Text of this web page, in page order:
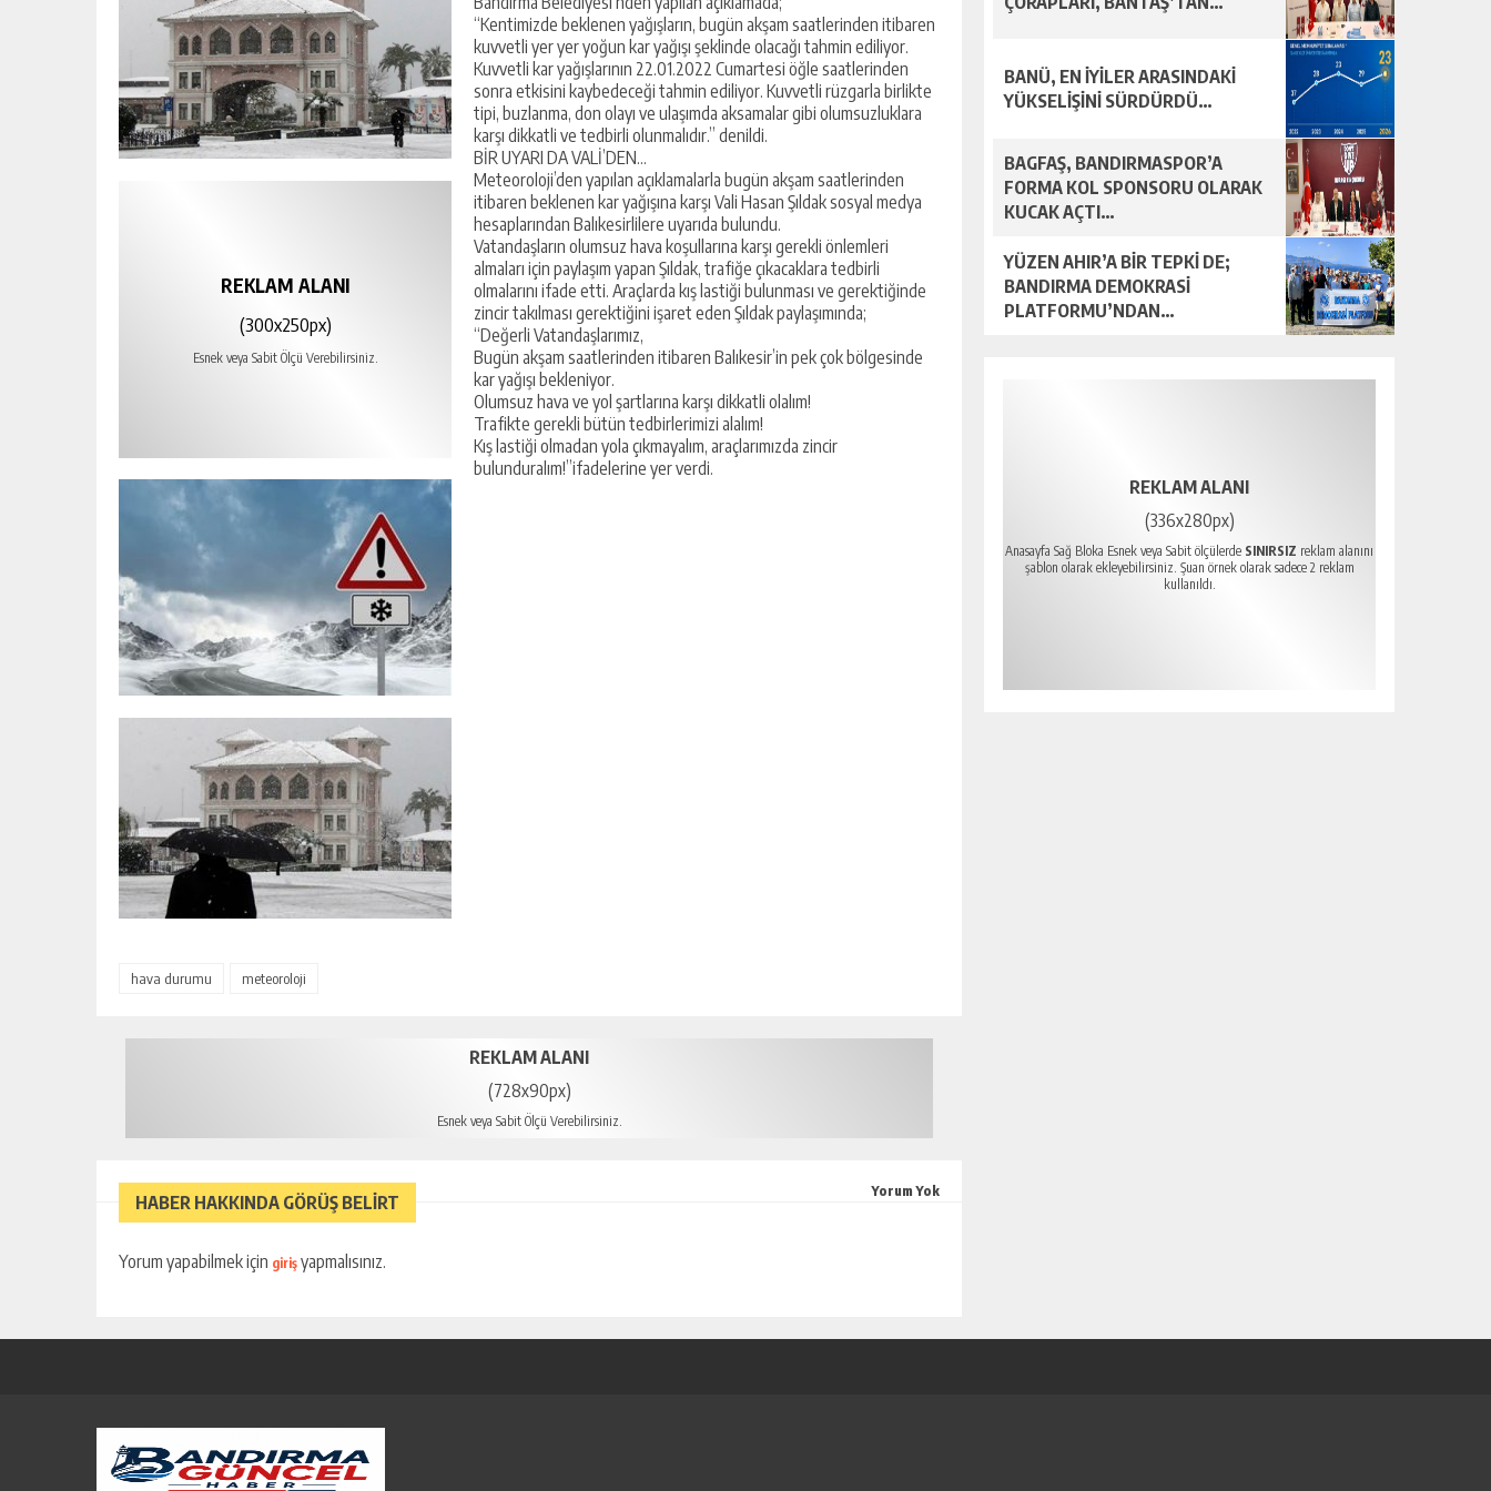
REKLAM ALANI
(300x250px)
Esnek veya Sabit Ölçü Verebilirsiniz.
“Kentimizde beklenen yağışların, bugün akşam saatlerinden itibaren
kuvvetli yer yer yoğun kar yağışı şeklinde olacağı tahmin ediliyor.
Kuvvetli kar yağışlarının 22.01.2022 Cumartesi öğle saatlerinden
sonra etkisini kaybedeceği tahmin ediliyor. Kuvvetli rüzgarla birlikte
tipi, buzlanma, don olayı ve ulaşımda aksamalar gibi olumsuzluklara
karşı dikkatli ve tedbirli olunmalıdır.” denildi.
BİR UYARI DA VALİ’DEN…
Meteoroloji’den yapılan açıklamalarla bugün akşam saatlerinden
itibaren beklenen kar yağışına karşı Vali Hasan Şıldak sosyal medya
hesaplarından Balıkesirlilere uyarıda bulundu.
Vatandaşların olumsuz hava koşullarına karşı gerekli önlemleri
almaları için paylaşım yapan Şıldak, trafiğe çıkacaklara tedbirli
olmalarını ifade etti. Araçlarda kış lastiği bulunması ve gerektiğinde
zincir takılması gerektiğini işaret eden Şıldak paylaşımında;
“Değerli Vatandaşlarımız,
Bugün akşam saatlerinden itibaren Balıkesir’in pek çok bölgesinde
kar yağışı bekleniyor.
Olumsuz hava ve yol şartlarına karşı dikkatli olalım!
Trafikte gerekli bütün tedbirlerimizi alalım!
Kış lastiği olmadan yola çıkmayalım, araçlarımızda zincir
bulunduralım!”ifadelerine yer verdi.
hava durumu meteoroloji
REKLAM ALANI
(728x90px)
Esnek veya Sabit Ölçü Verebilirsiniz.
HABER HAKKINDA GÖRÜŞ BELİRT
Yorum Yok
Yorum yapabilmek için giriş yapmalısınız.
BANÜ, EN İYİLER ARASINDAKİ
YÜKSELİŞİNİ SÜRDÜRDÜ…
BAGFAŞ, BANDIRMASPOR’A
FORMA KOL SPONSORU OLARAK
KUCAK AÇTI…
YÜZEN AHIR’A BİR TEPKİ DE;
BANDIRMA DEMOKRASİ
PLATFORMU’NDAN…
REKLAM ALANI
(336x280px)
Anasayfa Sağ Bloka Esnek veya Sabit ölçülerde SINIRSIZ reklam alanını
şablon olarak ekleyebilirsiniz. Şuan örnek olarak sadece 2 reklam
kullanıldı.